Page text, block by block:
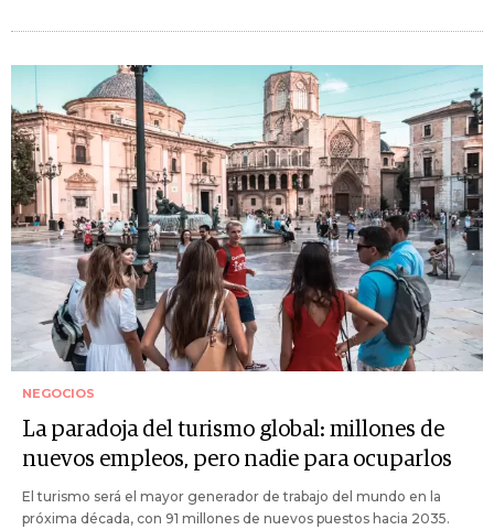
NEGOCIOS
La paradoja del turismo global: millones de
nuevos empleos, pero nadie para ocuparlos
El turismo será el mayor generador de trabajo del mundo en la
próxima década, con 91 millones de nuevos puestos hacia 2035.